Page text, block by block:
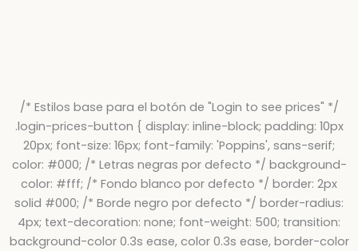
/* Estilos base para el botón de "Login to see prices" */
.login-prices-button { display: inline-block; padding: 10px
20px; font-size: 16px; font-family: 'Poppins', sans-serif;
color: #000; /* Letras negras por defecto */ background-
color: #fff; /* Fondo blanco por defecto */ border: 2px
solid #000; /* Borde negro por defecto */ border-radius:
4px; text-decoration: none; font-weight: 500; transition:
background-color 0.3s ease, color 0.3s ease, border-color